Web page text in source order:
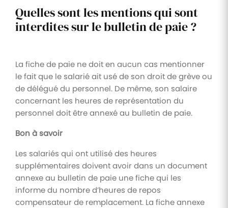
Quelles sont les mentions qui sont
interdites sur le bulletin de paie ?
La fiche de paie ne doit en aucun cas mentionner
le fait que le salarié ait usé de son droit de grève ou
de délégué du personnel. De même, son salaire
concernant les heures de représentation du
personnel doit être annexé au bulletin de paie.
Bon à savoir
Les salariés qui ont utilisé des heures
supplémentaires doivent avoir dans un document
annexe au bulletin de paie une fiche qui les
informe du nombre d’heures de repos
compensateur de remplacement. La fiche annexe